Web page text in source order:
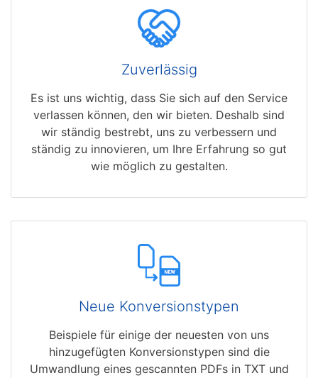
Zuverlässig
Es ist uns wichtig, dass Sie sich auf den Service
verlassen können, den wir bieten. Deshalb sind
wir ständig bestrebt, uns zu verbessern und
ständig zu innovieren, um Ihre Erfahrung so gut
wie möglich zu gestalten.
Neue Konversionstypen
Beispiele für einige der neuesten von uns
hinzugefügten Konversionstypen sind die
Umwandlung eines gescannten PDFs in TXT und